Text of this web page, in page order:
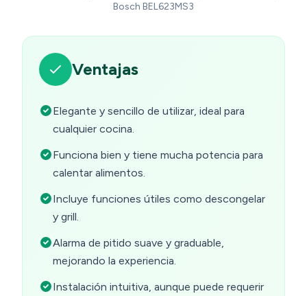
Bosch BEL623MS3
Ventajas
Elegante y sencillo de utilizar, ideal para
cualquier cocina.
Funciona bien y tiene mucha potencia para
calentar alimentos.
Incluye funciones útiles como descongelar
y grill.
Alarma de pitido suave y graduable,
mejorando la experiencia.
Instalación intuitiva, aunque puede requerir